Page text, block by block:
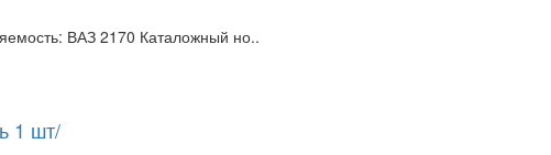
ВАЗ 2170 Каталожный но..
1 шт/